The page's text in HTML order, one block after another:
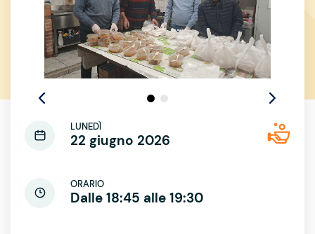
LUNEDÌ
22 giugno 2026
ORARIO
Dalle 18:45 alle 19:30